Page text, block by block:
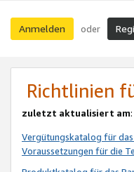
Anmelden oder
Richtlinien
zuletzt aktualisiert am
Vergütungskatalog für
Voraussetzungen für die